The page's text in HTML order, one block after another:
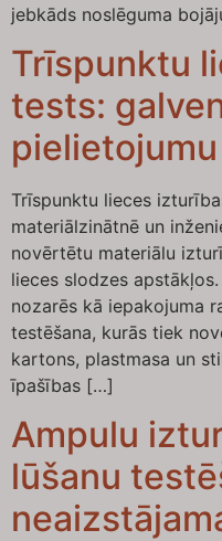
jebkāds noslēguma
Trīspunktu
tests:
Trīspunktu lieces
materiālzinātnē un
novērtētu materiālu
lieces slodzes
nozarēs kā iepakojuma
testēšana, kurās tiek
kartons, plastmasa un
īpašības […]
Ampulu
lūšanu